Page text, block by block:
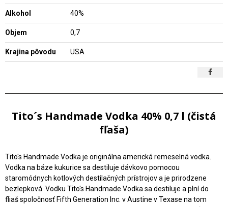
Alkohol 40%
Objem 0,7
Krajina pôvodu USA
Tito´s Handmade Vodka 40% 0,7 l (čistá
fľaša)
Tito's Handmade Vodka je originálna americká remeselná vodka.
Vodka na báze kukurice sa destiluje dávkovo pomocou
staromódnych kotlových destilačných prístrojov a je prirodzene
bezlepková. Vodku Tito's Handmade Vodka sa destiluje a plní do
fliaš spoločnosť Fifth Generation Inc. v Austine v Texase na tom